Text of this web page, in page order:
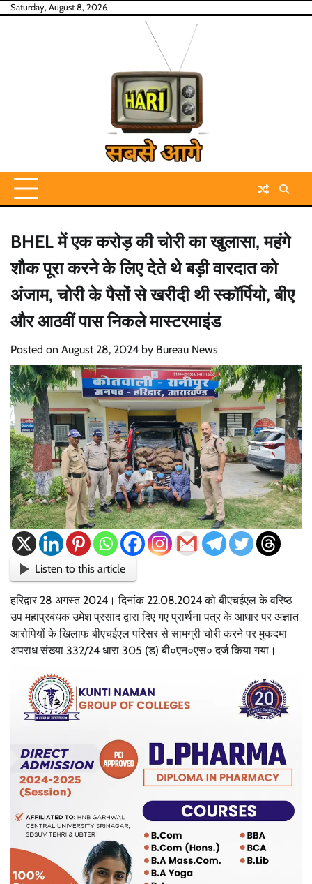
SkipSaturday, August 8, 2026
BHEL में एक करोड़ की चोरी का खुलासा, महंगे
शौक पूरा करने के लिए देते थे बड़ी वारदात को
अंजाम, चोरी के पैसों से खरीदी थी स्कॉर्पियो, बीए
और आठवीं पास निकले मास्टरमाइंड
Posted on August 28, 2024 by Bureau News
Listen to this article
हरिद्वार 28 अगस्त 2024। दिनांक 22.08.2024 को बीएचईएल के वरिष्ठ
उप महाप्रबंधक उमेश प्रसाद द्वारा दिए गए प्रार्थना पत्र के आधार पर अज्ञात
आरोपियों के खिलाफ बीएचईएल परिसर से सामग्री चोरी करने पर मुकदमा
अपराध संख्या 332/24 धारा 305 (ड) बी०एन०एस० दर्ज किया गया।